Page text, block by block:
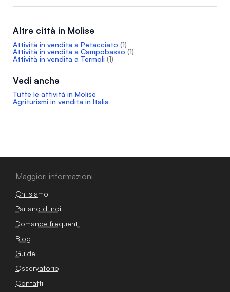
Altre città in Molise
Attività in vendita a Petacciato (1)
Attività in vendita a Campobasso (1)
Attività in vendita a Termoli (1)
Vedi anche
Tutte le attività in Molise
Agriturismi in vendita in Italia
Maggiori informazioni
Chi siamo
Parlano di noi
Domande frequenti
Blog
Guide
Osservatorio
Contatti